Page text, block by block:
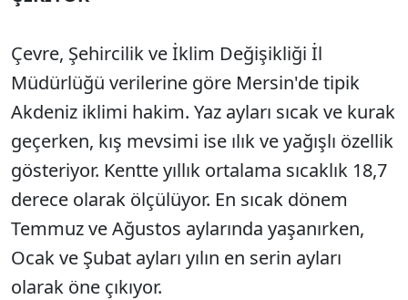
Çevre, Şehircilik ve İklim Değişikliği İl
Müdürlüğü verilerine göre Mersin'de tipik
Akdeniz iklimi hakim. Yaz ayları sıcak ve kurak
geçerken, kış mevsimi ise ılık ve yağışlı özellik
gösteriyor. Kentte yıllık ortalama sıcaklık 18,7
derece olarak ölçülüyor. En sıcak dönem
Temmuz ve Ağustos aylarında yaşanırken,
Ocak ve Şubat ayları yılın en serin ayları
olarak öne çıkıyor.